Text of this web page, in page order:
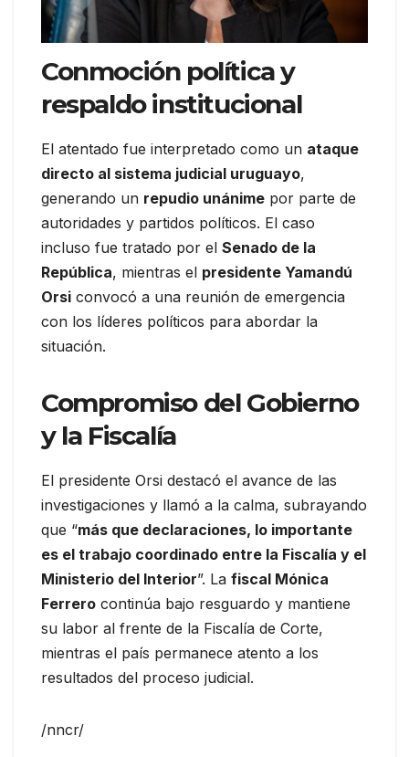
Conmoción política y
respaldo institucional
El atentado fue interpretado como un ataque
directo al sistema judicial uruguayo,
generando un repudio unánime por parte de
autoridades y partidos políticos. El caso
incluso fue tratado por el Senado de la
República, mientras el presidente Yamandú
Orsi convocó a una reunión de emergencia
con los líderes políticos para abordar la
situación.
Compromiso del Gobierno
y la Fiscalía
El presidente Orsi destacó el avance de las
investigaciones y llamó a la calma, subrayando
que “más que declaraciones, lo importante
es el trabajo coordinado entre la Fiscalía y el
Ministerio del Interior”. La fiscal Mónica
Ferrero continúa bajo resguardo y mantiene
su labor al frente de la Fiscalía de Corte,
mientras el país permanece atento a los
resultados del proceso judicial.
/nncr/